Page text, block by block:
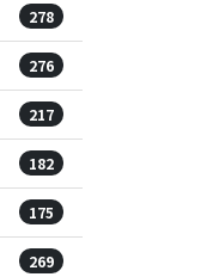
278
276
217
182
175
269